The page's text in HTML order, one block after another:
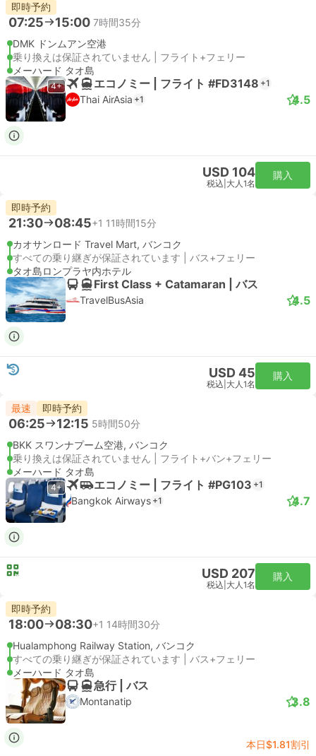
即時予約
07:25 15:00 7時間35分
DMK ドンムアン空港
乗り換えは保証されていません | フライト+フェリー
メーハード タオ島
4+ エコノミー | フライト #FD3148 +1
Thai AirAsia +1 4.5
USD 104
税込 大人1名
購入
即時予約
21:30 08:45+1 11時間15分
カオサンロード Travel Mart, バンコク
すべての乗り継ぎが保証されています | バス+フェリー
タオ島ロンプラヤ内ホテル
First Class + Catamaran | バス
TravelBusAsia 4.5
USD 45
税込 大人1名
購入
最速 即時予約
06:25 12:15 5時間50分
BKK スワンナプーム空港, バンコク
乗り換えは保証されていません | フライト+バン+フェリー
メーハード タオ島
4+ エコノミー | フライト #PG103 +1
Bangkok Airways +1 4.7
USD 207
税込 大人1名
購入
即時予約
18:00 08:30+1 14時間30分
Hualamphong Railway Station, バンコク
すべての乗り継ぎが保証されています | バス+フェリー
メーハード タオ島
急行 | バス
Montanatip 3.8
本日$1.81割引